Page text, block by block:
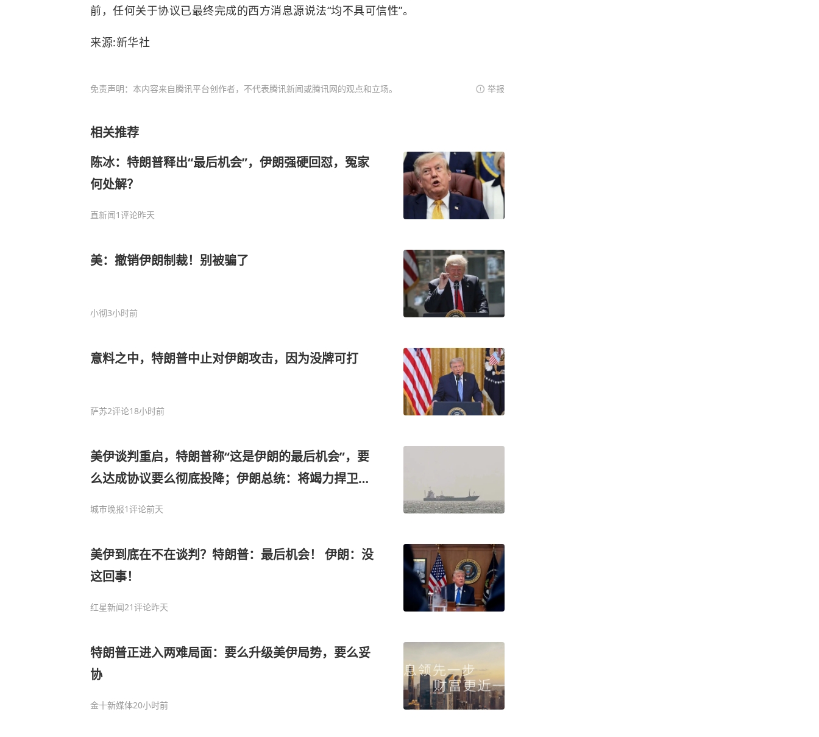
前，任何关于协议已最终完成的西方消息源说法“均不具可信性”。
来源:新华社
免责声明：本内容来自腾讯平台创作者，不代表腾讯新闻或腾讯网的观点和立场。 举报
相关推荐
陈冰：特朗普释出“最后机会”，伊朗强硬回怼，冤家
何处解？
直新闻1评论昨天
美：撤销伊朗制裁！别被骗了
小彻3小时前
意料之中，特朗普中止对伊朗攻击，因为没牌可打
萨苏2评论18小时前
美伊谈判重启，特朗普称“这是伊朗的最后机会”，要
么达成协议要么彻底投降；伊朗总统：将竭力捍卫国
城市晚报1评论前天
美伊到底在不在谈判？特朗普：最后机会！ 伊朗：没
这回事！
红星新闻21评论昨天
特朗普正进入两难局面：要么升级美伊局势，要么妥
协
金十新媒体20小时前